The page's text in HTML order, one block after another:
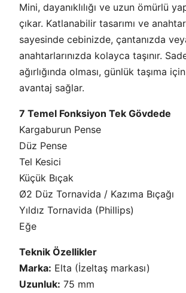
n
i
7
5
m
m
7
F
o
n
k
s
i
y
n
l
u
Mini, dayanıklılığı ve uzun ömürlü
çıkar. Katlanabilir tasarımı ve
sayesinde cebinizde, çantanızda
anahtarlarınızda kolayca taşınır.
ağırlığında olması, günlük taşıma
avantaj sağlar.
7 Temel Fonksiyon Tek Gövdede
Kargaburun Pense
Düz Pense
Tel Kesici
Küçük Bıçak
Ø2 Düz Tornavida / Kazıma Bıçağı
Yıldız Tornavida (Phillips)
Eğe
Teknik Özellikler
Marka: Elta (İzeltaş markası)
Uzunluk: 75 mm